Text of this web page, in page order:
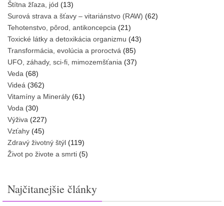
Štítna žľaza, jód (13)
Surová strava a šťavy – vitariánstvo (RAW) (62)
Tehotenstvo, pôrod, antikoncepcia (21)
Toxické látky a detoxikácia organizmu (43)
Transformácia, evolúcia a proroctvá (85)
UFO, záhady, sci-fi, mimozemšťania (37)
Veda (68)
Videá (362)
Vitamíny a Minerály (61)
Voda (30)
Výživa (227)
Vzťahy (45)
Zdravý životný štýl (119)
Život po živote a smrti (5)
Najčitanejšie články